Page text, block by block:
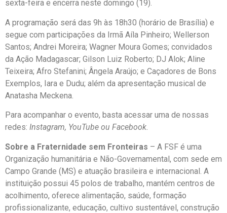
sexta-feira e encerra neste domingo (19).
A programação será das 9h às 18h30 (horário de Brasília) e
segue com participações da Irmã Aíla Pinheiro; Wellerson
Santos; Andrei Moreira; Wagner Moura Gomes; convidados
da Ação Madagascar; Gilson Luiz Roberto; DJ Alok; Aline
Teixeira; Afro Stefanini; Ângela Araújo; e Caçadores de Bons
Exemplos, Iara e Dudu; além da apresentação musical de
Anatasha Meckena.
Para acompanhar o evento, basta acessar uma de nossas
redes: Instagram, YouTube ou Facebook.
Sobre a Fraternidade sem Fronteiras – A FSF é uma
Organização humanitária e Não-Governamental, com sede em
Campo Grande (MS) e atuação brasileira e internacional. A
instituição possui 45 polos de trabalho, mantém centros de
acolhimento, oferece alimentação, saúde, formação
profissionalizante, educação, cultivo sustentável, construção